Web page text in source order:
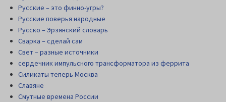
Русские – это финно-угры?
Русские поверья народные
Русско – Эрзянский словарь
Сварка – сделай сам
Свет – разные источники
сердечник импульсного трансформатора из феррита
Силикаты теперь Москва
Славяне
Смутные времена России